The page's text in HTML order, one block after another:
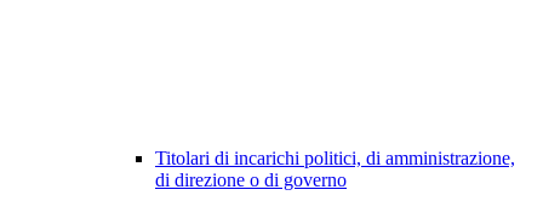
Titolari di incarichi politici, di amministrazione,
di direzione o di governo